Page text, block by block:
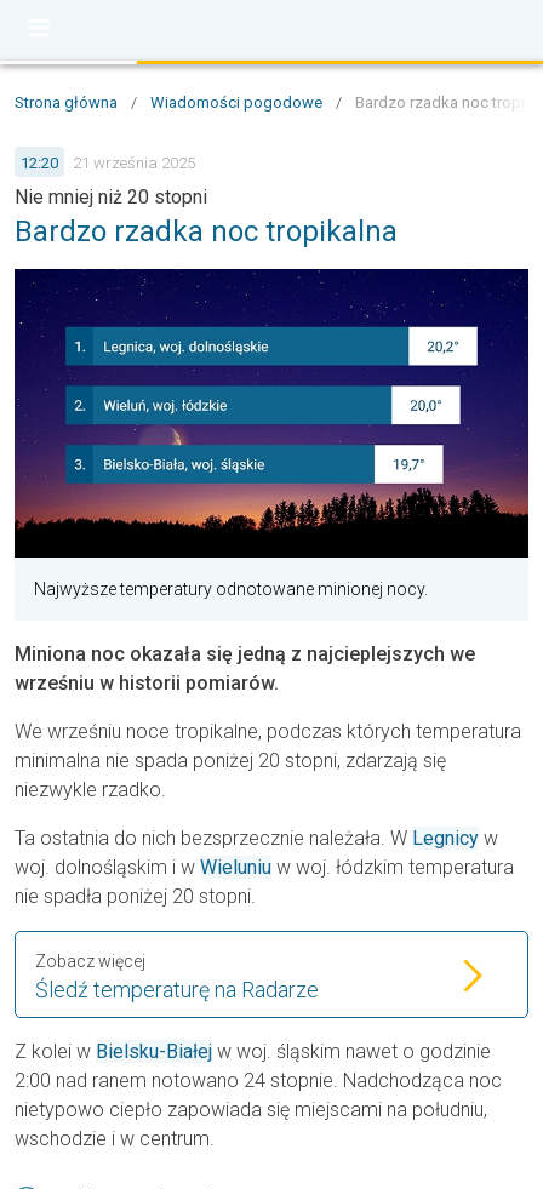
Strona główna / Wiadomości pogodowe / Bardzo rzadka noc
12:20 21 września 2025
Nie mniej niż 20 stopni
Bardzo rzadka noc tropikalna
Najwyższe temperatury odnotowane minionej nocy.
Miniona noc okazała się jedną z najcieplejszych we
wrześniu w historii pomiarów.
We wrześniu noce tropikalne, podczas których temperatura
minimalna nie spada poniżej 20 stopni, zdarzają się
niezwykle rzadko.
Ta ostatnia do nich bezsprzecznie należała. W Legnicy w
woj. dolnośląskim i w Wieluniu w woj. łódzkim temperatura
nie spadła poniżej 20 stopni.
Śledź temperaturę na Radarze
Zobacz więcej
Z kolei w Bielsku-Białej w woj. śląskim nawet o godzinie
2:00 nad ranem notowano 24 stopnie. Nadchodząca noc
nietypowo ciepło zapowiada się miejscami na południu,
wschodzie i w centrum.